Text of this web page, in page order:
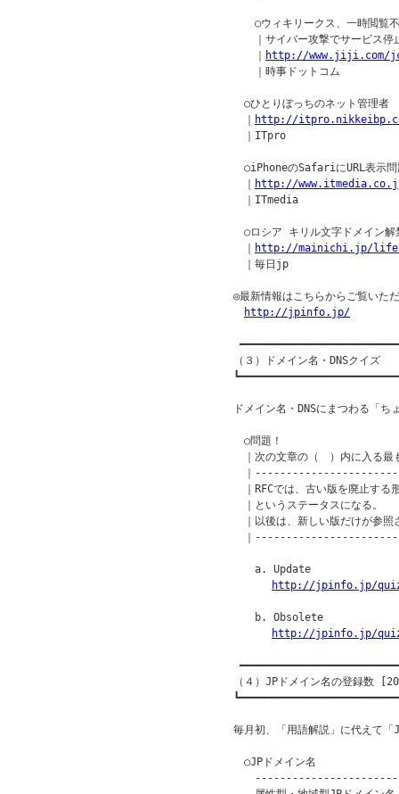
○ウィキリークス、一時閲覧
｜サイバー攻撃でサービス停
http://www.jiji.com/jc/
｜時事ドットコム
○ひとりぼっちのネット管理者
http://
｜ITpro
○iPhoneのSafariにURL表示問
http://
｜ITmedia
○ロシア キリル文字ドメイン解
http://mainichi.jp/life/
｜毎日jp
◎最新情報はこちらからご覧いた
http://jpinfo.jp/
（３）ドメイン名・DNSクイズ
ドメイン名・DNSにまつわる「
○問題！
｜次の文章の（　）内に入る最
｜
｜RFCでは、古い版を廃止する
｜というステータスになる。
｜以後は、新しい版だけが参照
｜
a. Update
http://jpinfo.jp/quiz/
b. Obsolete
http://jpinfo.jp/quiz/
（４）JPドメイン名の登録数
毎月初、「用語解説」に代えて
○JPドメイン名